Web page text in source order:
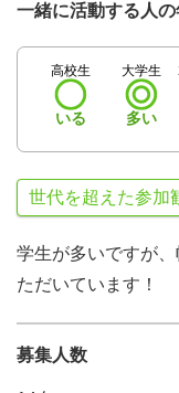
一緒に活動する人
高校生
いる
大学生
多い
世代を超えた参加
学生が多いですが
ただいています！
募集人数